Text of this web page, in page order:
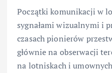
Początki komunikacji w
sygnałami wizualnymi i
czasach pionierów
głównie na obserwacji
na lotniskach i